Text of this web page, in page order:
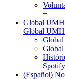
+
Global UMH
Global UMH
Spotify
(Español)